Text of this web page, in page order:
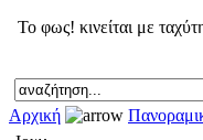
Το φως! κινείται με
Αρχική